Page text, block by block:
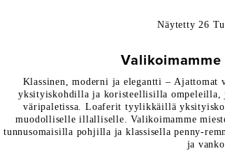
Näytetty 26
Klassinen, moderni ja elegantti –Ajattomat
yksityiskohdilla ja koristeellisilla ompeleilla,
väripaletissa. Loaferit tyylikkäillä
muodolliselle illalliselle. Valikoimamme
tunnusomaisilla pohjilla ja klassisella penny-
ja